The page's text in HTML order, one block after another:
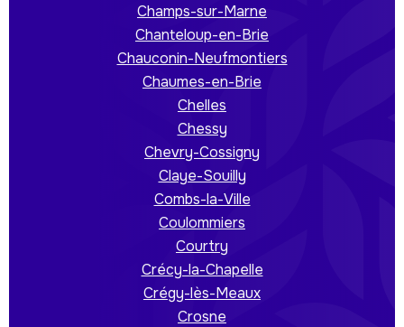
Champs-sur-Marne
Chanteloup-en-Brie
Chauconin-Neufmontiers
Chaumes-en-Brie
Chelles
Chessy
Chevry-Cossigny
Claye-Souilly
Combs-la-Ville
Coulommiers
Courtry
Crécy-la-Chapelle
Crégy-lès-Meaux
Crosne